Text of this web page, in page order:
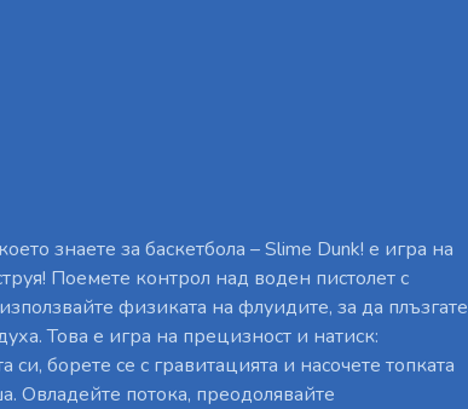
знаете за баскетбола – Slime Dunk! е игра на
Поемете контрол над воден пистолет с
физиката на флуидите, за да плъзгате
Това е игра на прецизност и натиск:
си, борете се с гравитацията и насочете топката
Овладейте потока, преодолявайте